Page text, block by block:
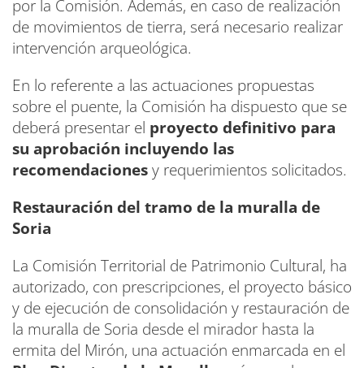
por la Comisión. Además, en caso de realización
de movimientos de tierra, será necesario realizar
intervención arqueológica.
En lo referente a las actuaciones propuestas
sobre el puente, la Comisión ha dispuesto que se
deberá presentar el proyecto definitivo para
su aprobación incluyendo las
recomendacionesy requerimientos solicitados.
Restauración del tramo de la muralla de
Soria
La Comisión Territorial de Patrimonio Cultural, ha
autorizado, con prescripciones, el proyecto básico
y de ejecución de consolidación y restauración de
la muralla de Soria desde el mirador hasta la
ermita del Mirón, una actuación enmarcada en el